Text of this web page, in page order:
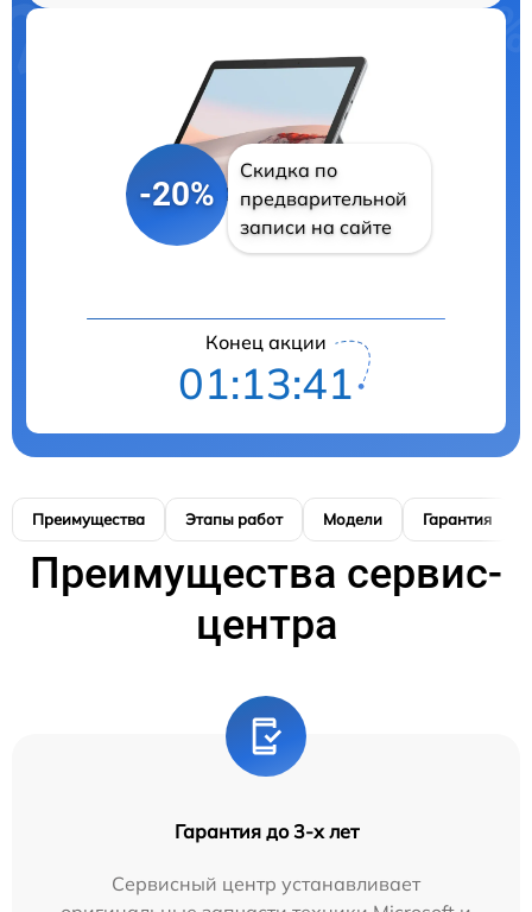
-20%
Скидка по
предварительной
записи на сайте
Конец акции
01:13:41
Преимущества Этапы работ Модели Гарантия
Преимущества сервис-
центра
Гарантия до 3-х лет
Сервисный центр устанавливает